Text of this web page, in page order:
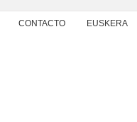
CONTACTO EUSKERA